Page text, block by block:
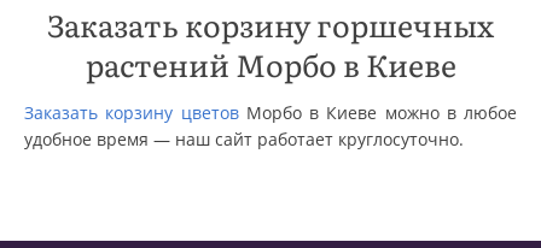
Заказать корзину горшечных
растений Морбо в Киеве
Заказать корзину цветовМорбо в Киеве можно в любое
удобное время — наш сайт работает круглосуточно.